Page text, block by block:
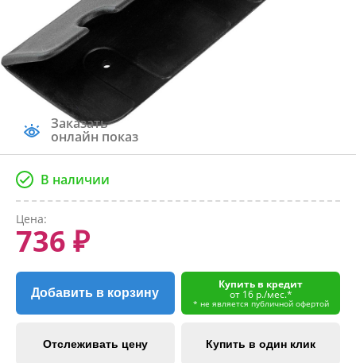
Заказать
онлайн показ
В наличии
Цена:
736 ₽
Добавить в корзину
Купить в кредит
от 16 р./мес.*
* не является публичной офертой
Отслеживать цену Купить в один клик